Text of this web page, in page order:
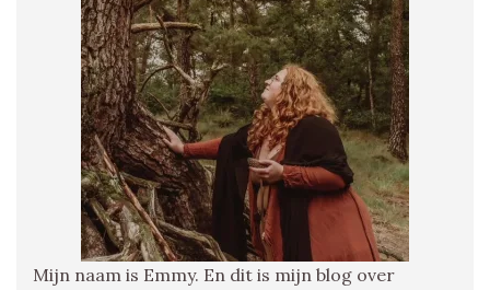
Mijn naam is Emmy. En dit is mijn blog over